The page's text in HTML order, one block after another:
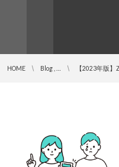
HOME Blog , … 【2023年版